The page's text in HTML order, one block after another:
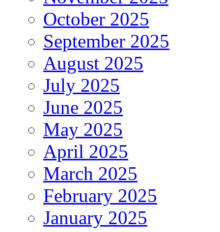
October 2025
September 2025
August 2025
July 2025
June 2025
May 2025
April 2025
March 2025
February 2025
January 2025